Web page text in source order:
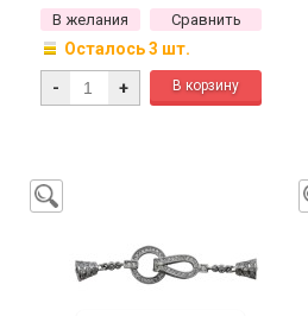
В желания Сравнить
Осталось 3 шт.
- +